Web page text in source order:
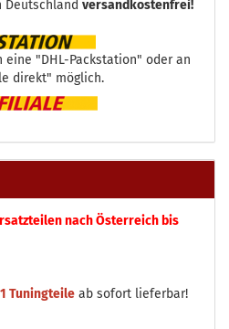
versandkostenfrei!
"DHL-Packstation" oder an
direkt" möglich.
nach Österreich bis
Tuningteile ab sofort lieferbar!